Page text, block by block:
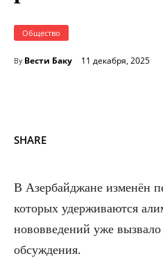
Общество
By Вести Баку 11 декабря, 2025
SHARE
В Азербайджане изменён
которых удерживаются
нововведений уже
обсуждения.